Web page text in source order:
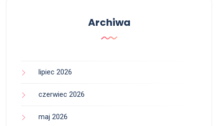
Archiwa
lipiec 2026
czerwiec 2026
maj 2026